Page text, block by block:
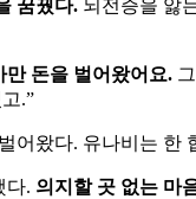
꿈꿨다. 뇌전증을 앓
돈을 벌어왔어요.
.”
어왔다. 유나비는 한
다. 의지할 곳 없는 마